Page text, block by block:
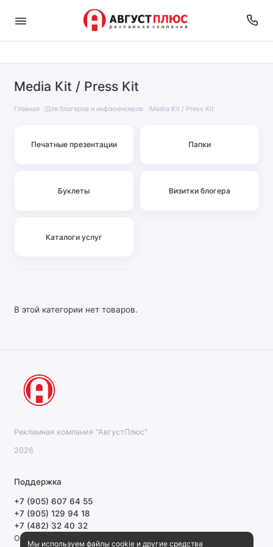
Media Kit / Press Kit
Главная Для блогеров и инфлюенсеров Media Kit / Press Kit
Печатные презентации Папки
Буклеты Визитки блогера
Каталоги услуг
В этой категории нет товаров.
Мы используем файлы cookie и другие средства
Рекламная компания "АвгустПлюс"
2026
Поддержка
+7 (905) 607 64 55
+7 (905) 129 94 18
+7 (482) 32 40 32
Обратный звонок